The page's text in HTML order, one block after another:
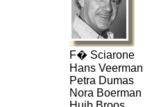
F� Sciarone
Hans Veerman
Petra Dumas
Nora Boerman